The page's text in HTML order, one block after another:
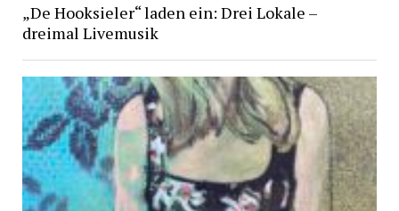
„De Hooksieler“ laden ein: Drei Lokale –
dreimal Livemusik